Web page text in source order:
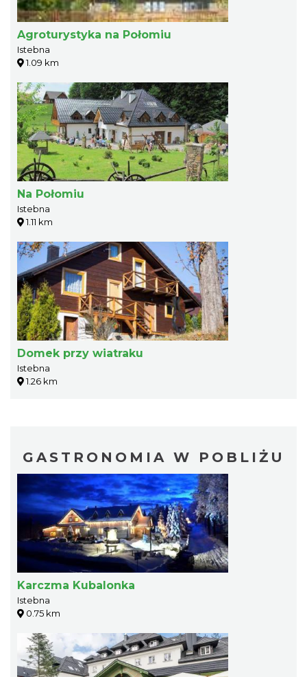
Agroturystyka na Połomiu
Istebna
1.09 km
Na Połomiu
Istebna
1.11 km
Domek przy wiatraku
Istebna
1.26 km
GASTRONOMIA W POBLIŻU
Karczma Kubalonka
Istebna
0.75 km